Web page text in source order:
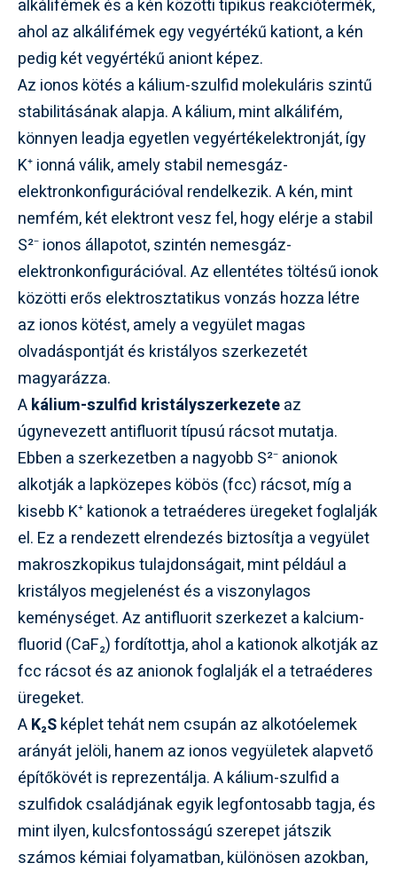
alkálifémek és a kén közötti tipikus reakciótermék,
ahol az alkálifémek egy vegyértékű kationt, a kén
pedig két vegyértékű aniont képez.
Az ionos kötés a kálium-szulfid molekuláris szintű
stabilitásának alapja. A kálium, mint alkálifém,
könnyen leadja egyetlen vegyértékelektronját, így
K⁺ ionná válik, amely stabil nemesgáz-
elektronkonfigurációval rendelkezik. A kén, mint
nemfém, két elektront vesz fel, hogy elérje a stabil
S²⁻ ionos állapotot, szintén nemesgáz-
elektronkonfigurációval. Az ellentétes töltésű ionok
közötti erős elektrosztatikus vonzás hozza létre
az ionos kötést, amely a vegyület magas
olvadáspontját és kristályos szerkezetét
magyarázza.
Akálium-szulfid kristályszerkezeteaz
úgynevezett antifluorit típusú rácsot mutatja.
Ebben a szerkezetben a nagyobb S²⁻ anionok
alkotják a lapközepes köbös (fcc) rácsot, míg a
kisebb K⁺ kationok a tetraéderes üregeket foglalják
el. Ez a rendezett elrendezés biztosítja a vegyület
makroszkopikus tulajdonságait, mint például a
kristályos megjelenést és a viszonylagos
keménységet. Az antifluorit szerkezet a kalcium-
fluorid (CaF₂) fordítottja, ahol a kationok alkotják az
fcc rácsot és az anionok foglalják el a tetraéderes
üregeket.
AK₂Sképlet tehát nem csupán az alkotóelemek
arányát jelöli, hanem az ionos vegyületek alapvető
építőkövét is reprezentálja. A kálium-szulfid a
szulfidok családjának egyik legfontosabb tagja, és
mint ilyen, kulcsfontosságú szerepet játszik
számos kémiai folyamatban, különösen azokban,